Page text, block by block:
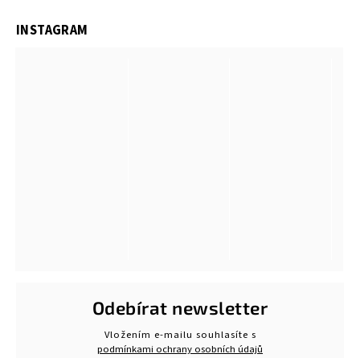
INSTAGRAM
Odebírat newsletter
Vložením e-mailu souhlasíte s
podmínkami ochrany osobních údajů